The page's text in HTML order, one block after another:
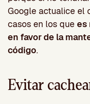
Google actualice el
casos en los que es
en favor de la
código.
Evitar